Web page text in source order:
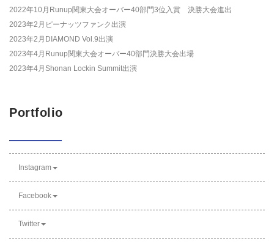
2022年10月Runup関東大会オーバー40部門3位入賞 決勝大会進出
2023年2月ピーナッツファンク出演
2023年2月DIAMOND Vol.9出演
2023年4月Runup関東大会オーバー40部門決勝大会出場
2023年4月Shonan Lockin Summit出演
Portfolio
Instagram
Facebook
Twitter